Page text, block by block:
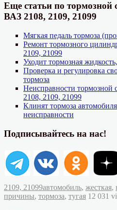
Еще статьи по тормозной
ВАЗ 2108, 2109, 21099
Мягкая педаль тормоза
Ремонт тормозного
2109, 21099
Уходит тормозная
Проверка и регулировка
тормоза
Неисправности
2108, 2109, 21099
Клинят тормоза
неисправности
Подписывайтесь на нас!
2109, 21099Метки
автомобиль, жесткая,
причины, тормоза, тугая 12 031